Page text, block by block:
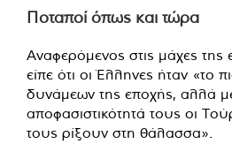
Ποταποί όπως και τώρα
Αναφερόμενος στις μάχες της
είπε ότι οι Έλληνες ήταν «το
δυνάμεων της εποχής, αλλά
αποφασιστικότητά τους οι
τους ρίξουν στη θάλασσα».